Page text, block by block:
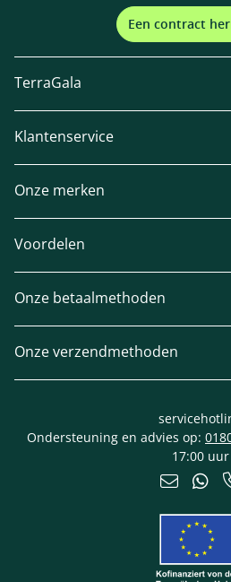
Een contract
TerraGala
Klantenservice
Onze merken
Voordelen
Onze betaalmethoden
Onze verzendmethoden
Ondersteuning en advies op:
17:00 uur